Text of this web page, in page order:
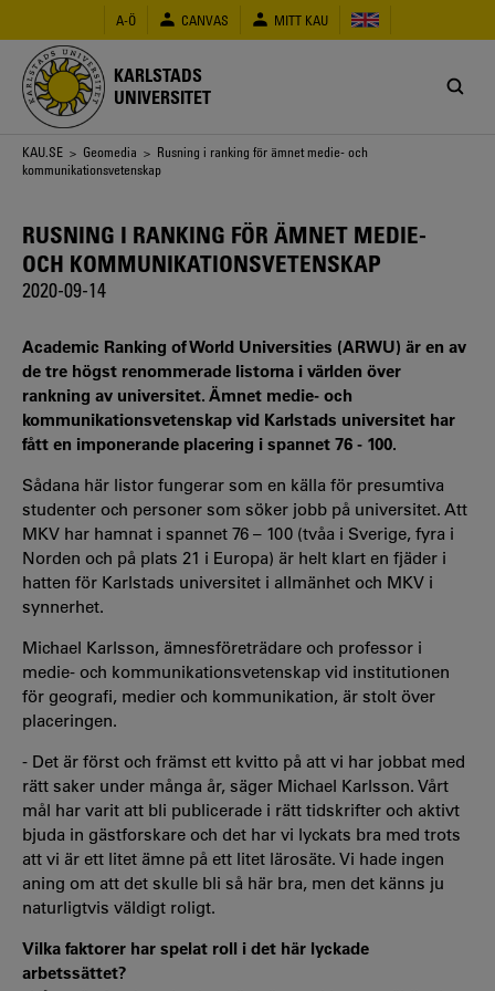
huvudinnehåll
A-Ö CANVAS MITT KAU
KARLSTADS
UNIVERSITET
Länkstig
KAU.SE > Geomedia > Rusning i ranking för ämnet medie- och
kommunikationsvetenskap
RUSNING I RANKING FÖR ÄMNET MEDIE-
OCH KOMMUNIKATIONSVETENSKAP
2020-09-14
Academic Ranking of World Universities (ARWU) är en av
de tre högst renommerade listorna i världen över
rankning av universitet. Ämnet medie- och
kommunikationsvetenskap vid Karlstads universitet har
fått en imponerande placering i spannet 76 - 100.
Sådana här listor fungerar som en källa för presumtiva
studenter och personer som söker jobb på universitet. Att
MKV har hamnat i spannet 76 – 100 (tvåa i Sverige, fyra i
Norden och på plats 21 i Europa) är helt klart en fjäder i
hatten för Karlstads universitet i allmänhet och MKV i
synnerhet.
Michael Karlsson, ämnesföreträdare och professor i
medie- och kommunikationsvetenskap vid institutionen
för geografi, medier och kommunikation, är stolt över
placeringen.
- Det är först och främst ett kvitto på att vi har jobbat med
rätt saker under många år, säger Michael Karlsson. Vårt
mål har varit att bli publicerade i rätt tidskrifter och aktivt
bjuda in gästforskare och det har vi lyckats bra med trots
att vi är ett litet ämne på ett litet lärosäte. Vi hade ingen
aning om att det skulle bli så här bra, men det känns ju
naturligtvis väldigt roligt.
Vilka faktorer har spelat roll i det här lyckade
arbetssättet?